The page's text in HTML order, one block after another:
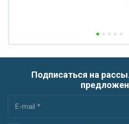
Подписаться на